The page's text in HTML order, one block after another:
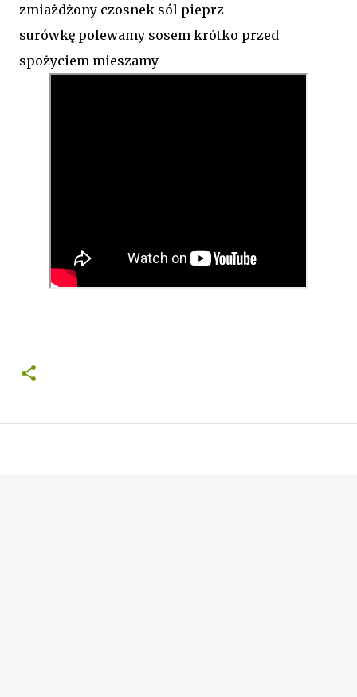
zmiażdżony czosnek sól pieprz
surówkę polewamy sosem krótko przed
spożyciem mieszamy